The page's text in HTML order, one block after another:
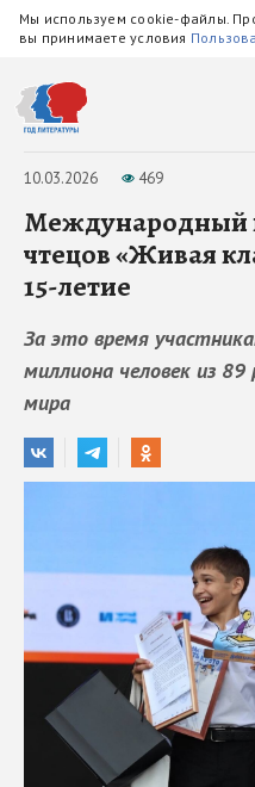
Мы используем cookie-файлы.
вы принимаете условия
10.03.2026 469
Международный
чтецов «Живая
15-летие
За это время
миллиона человек из 89
мира